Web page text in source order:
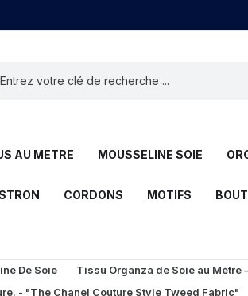
AU METRE MOUSSELINE SOIE
CORDONS MOTIFS
De Soie Tissu Organza de Soie au Mètre
- "The Chanel Couture Style Tweed Fabric"